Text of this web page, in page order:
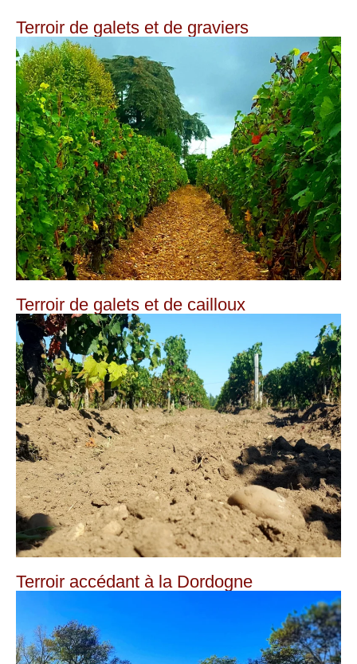
Terroir de galets et de graviers
Terroir de galets et de cailloux
Terroir accédant à la Dordogne